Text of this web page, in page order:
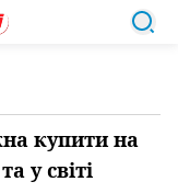
купити на
у світі